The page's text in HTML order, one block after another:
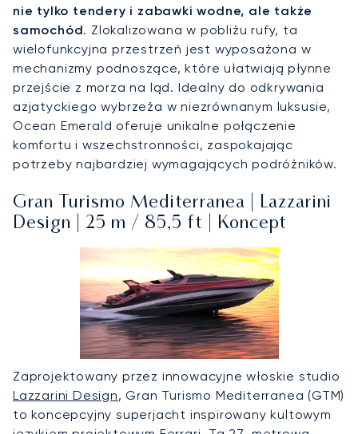
nie tylko tendery i zabawki wodne, ale także
samochód. Zlokalizowana w pobliżu rufy, ta
wielofunkcyjna przestrzeń jest wyposażona w
mechanizmy podnoszące, które ułatwiają płynne
przejście z morza na ląd. Idealny do odkrywania
azjatyckiego wybrzeża w niezrównanym luksusie,
Ocean Emerald oferuje unikalne połączenie
komfortu i wszechstronności, zaspokajając
potrzeby najbardziej wymagających podróżników.
Gran Turismo Mediterranea | Lazzarini
Design | 25 m / 85,5 ft | Koncept
Zaprojektowany przez innowacyjne włoskie studio
Lazzarini Design, Gran Turismo Mediterranea (GTM)
to koncepcyjny superjacht inspirowany kultowym